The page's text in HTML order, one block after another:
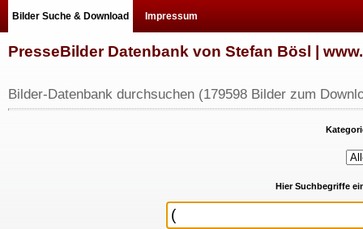
Bilder Suche & Download Impressum
PresseBilder Datenbank von Stefan Bösl |
Bilder-Datenbank durchsuchen (179598 Bilder zum
Hier Suchbegriffe